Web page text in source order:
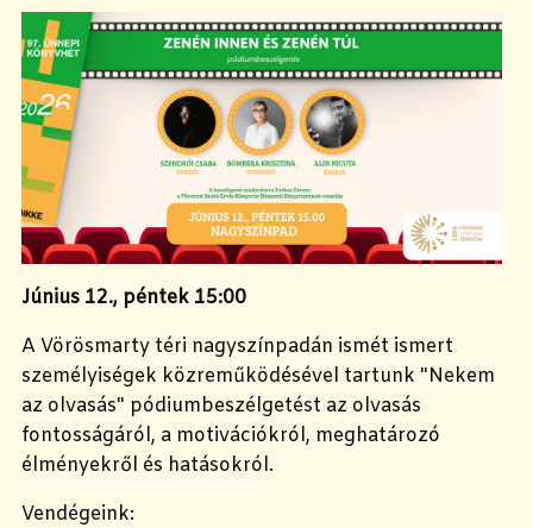
Június 12., péntek 15:00
A Vörösmarty téri nagyszínpadán ismét ismert
személyiségek közreműködésével tartunk "Nekem
az olvasás" pódiumbeszélgetést az olvasás
fontosságáról, a motivációkról, meghatározó
élményekről és hatásokról.
Vendégeink: